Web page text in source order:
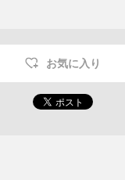
お気に入り